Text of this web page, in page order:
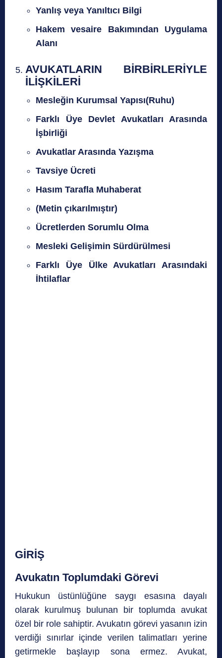
Yanlış veya Yanıltıcı Bilgi
Hakem vesaire Bakımından Uygulama
Alanı
AVUKATLARIN BİRBİRLERİYLE
İLİŞKİLERİ
Mesleğin Kurumsal Yapısı(Ruhu)
Farklı Üye Devlet Avukatları Arasında
İşbirliği
Avukatlar Arasında Yazışma
Tavsiye Ücreti
Hasım Tarafla Muhaberat
(Metin çıkarılmıştır)
Ücretlerden Sorumlu Olma
Mesleki Gelişimin Sürdürülmesi
Farklı Üye Ülke Avukatları Arasındaki
İhtilaflar
GİRİŞ
Avukatın Toplumdaki Görevi
Hukukun üstünlüğüne saygı esasına dayalı
olarak kurulmuş bulunan bir toplumda avukat
özel bir role sahiptir. Avukatın görevi yasanın izin
verdiği sınırlar içinde verilen talimatları yerine
getirmekle başlayıp sona ermez. Avukat,